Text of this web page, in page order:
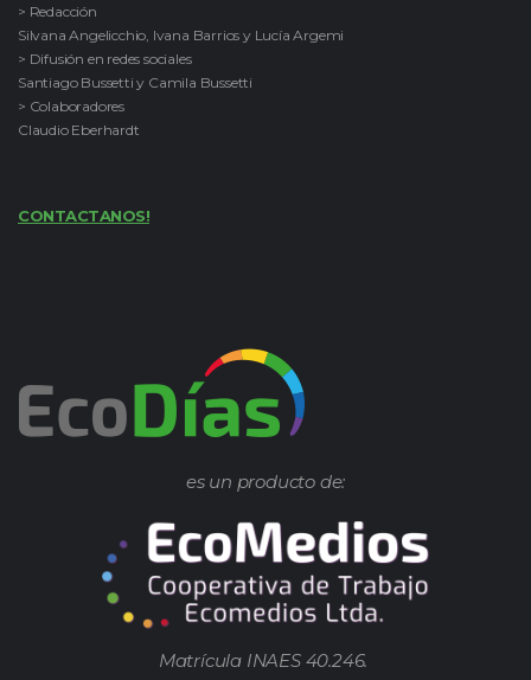
> Redacción
Silvana Angelicchio, Ivana Barrios y Lucía Argemi
> Difusión en redes sociales
Santiago Bussetti y Camila Bussetti
> Colaboradores
Claudio Eberhardt
CONTACTANOS!
es un producto de:
Matrícula INAES 40.246.